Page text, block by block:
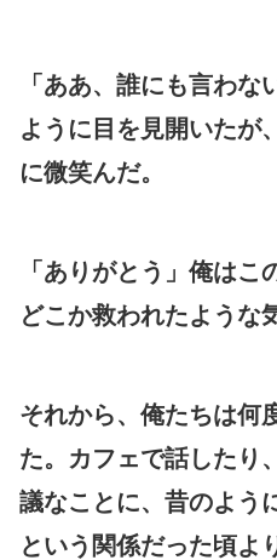
「ああ、誰にも言わ
ように目を見開いたが
に微笑んだ。
「ありがとう」俺は
どこか救われたような
それから、俺たちは何
た。カフェで話したり
議なことに、昔のよう
という関係だった頃よ